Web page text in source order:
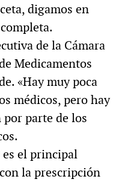
digamos en
de la Cámara
Medicamentos
«Hay muy poca
médicos, pero hay
parte de los
el principal
la prescripción